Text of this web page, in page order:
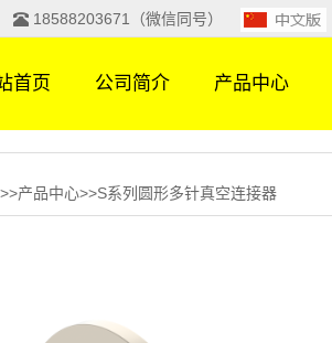
18588203671（微信同号）
首页 公司简介 产品中心
>>产品中心>>S系列圆形多针真空连接器